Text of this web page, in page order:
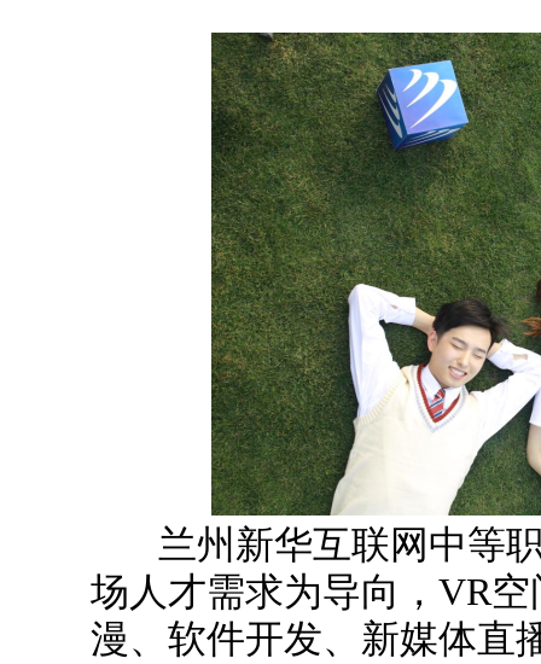
兰州新华互联网中等职
场人才需求为导向，VR
漫、软件开发、新媒体直